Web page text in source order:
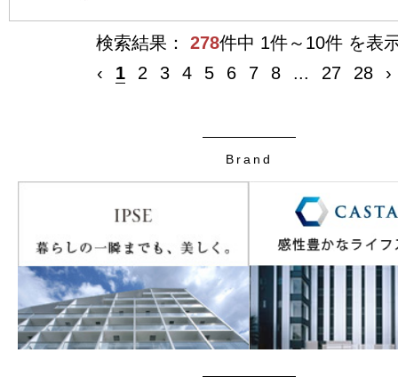
検索結果： 278件中 1件～10件 を表
‹
1 2 3 4 5 6 7 8 ... 27 28 ›
Brand